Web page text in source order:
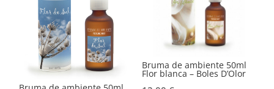
Bruma de ambiente 50ml
Flor blanca – Boles D’Olor